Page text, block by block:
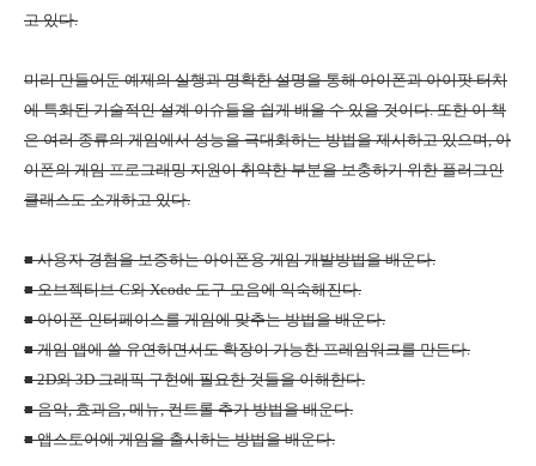
고 있다.
미리 만들어둔 예제의 실행과 명확한 설명을 통해 아이폰과 아이팟 터치
에 특화된 기술적인 설계 이슈들을 쉽게 배울 수 있을 것이다.또한 이 책
은 여러 종류의 게임에서 성능을 극대화하는 방법을 제시하고 있으며,아
이폰의 게임 프로그래밍 지원이 취약한 부분을 보충하기 위한 플러그인
클래스도 소개하고 있다.
■ 사용자 경험을 보증하는 아이폰용 게임 개발방법을 배운다.
■ 오브젝티브-C와Xcode도구 모음에 익숙해진다.
■ 아이폰 인터페이스를 게임에 맞추는 방법을 배운다.
■ 게임 앱에 쓸 유연하면서도 확장이 가능한 프레임워크를 만든다.
■2D와3D그래픽 구현에 필요한 것들을 이해한다.
■ 음악,효과음,메뉴,컨트롤 추가 방법을 배운다.
■ 앱스토어에 게임을 출시하는 방법을 배운다.